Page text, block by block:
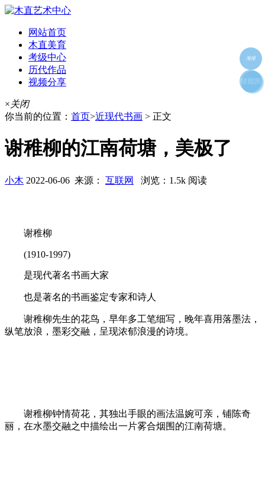
网站首页
木直美育
考级中心
历代作品
视频分享
×关闭
你当前的位置： 首页>近现代书画 > 正文
谢稚柳的江南荷塘，美极了
小木 2022-06-06 来源： 互联网 浏览：1.5k 阅读
谢稚柳
(1910-1997)
是现代著名书画大家
也是著名的书画鉴定专家和诗人
谢稚柳先生的花鸟，早年多工笔细写，晚年喜用落墨法，
纵笔放浪，墨彩交融，呈现浓郁浪漫的诗境。
谢稚柳钟情荷花，其独出手眼的画法温婉可亲，铺陈奇
丽，在水墨交融之中描绘出一片雾合烟围的江南荷塘。
海报
好友
朋友圈
收藏夹